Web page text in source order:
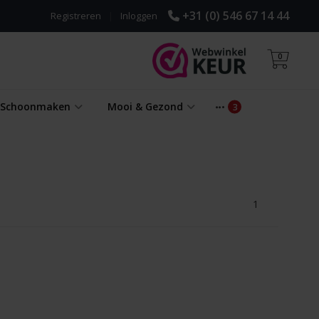
+31 (0) 546 67 14 44
Inloggen
Registreren
0
Mooi & Gezond
1